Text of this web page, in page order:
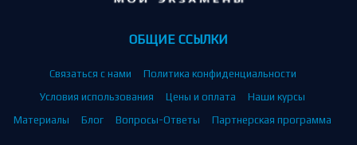
ОБЩИЕ ССЫЛКИ
Связаться с нами
Политика конфиденциальности
Условия использования
Цены и оплата
Наши курсы
Материалы
Блог Вопросы-Ответы Партнерская программа